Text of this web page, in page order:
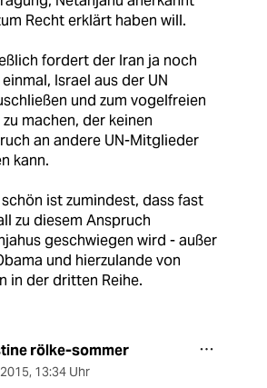
Recht erklärt haben will.
fordert der Iran ja noch
Israel aus der UN
und zum vogelfreien
zu machen, der keinen
an andere UN-Mitglieder
kann.
ist zumindest, dass fast
zu diesem Anspruch
geschwiegen wird - außer
und hierzulande von
in der dritten Reihe.
rölke-sommer
, 13:34 Uhr